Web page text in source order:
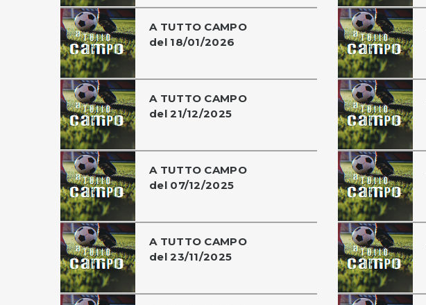
A TUTTO CAMPO
del 18/01/2026
A TUTTO CAMPO
del 21/12/2025
A TUTTO CAMPO
del 07/12/2025
A TUTTO CAMPO
del 23/11/2025